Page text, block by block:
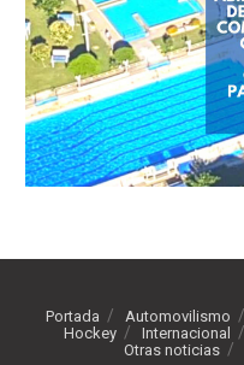
Portada Automovilismo
Hockey
Internacional
Otras noticias